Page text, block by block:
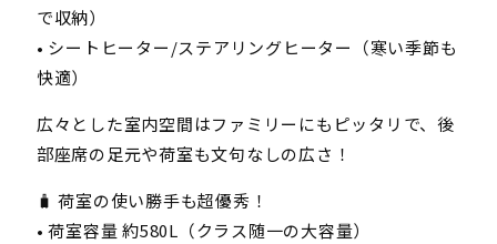
で収納）
• シートヒーター/ステアリングヒーター（寒い季節も
快適）
広々とした室内空間はファミリーにもピッタリで、後
部座席の足元や荷室も文句なしの広さ！
🧳 荷室の使い勝手も超優秀！
• 荷室容量 約580L（クラス随一の大容量）